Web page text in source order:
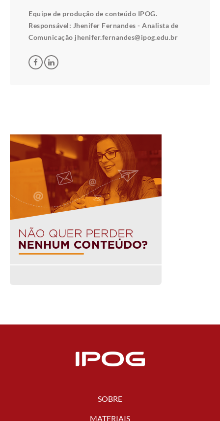
Equipe de produção de conteúdo IPOG.
Responsável: Jhenifer Fernandes - Analista de
Comunicação jhenifer.fernandes@ipog.edu.br
SOBRE
MATERIAIS